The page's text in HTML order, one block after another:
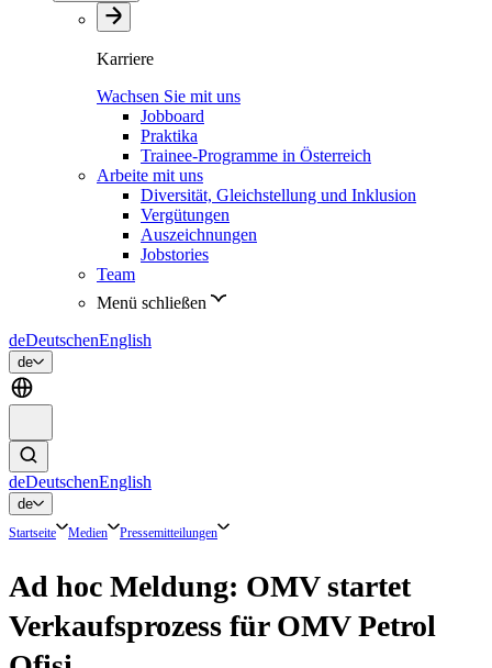
Karriere
Wachsen Sie mit uns
Jobboard
Praktika
Trainee-Programme in Österreich
Arbeite mit uns
Diversität, Gleichstellung und Inklusion
Vergütungen
Auszeichnungen
Jobstories
Team
Menü schließen
deDeutschenEnglish
de
deDeutschenEnglish
de
Startseite Medien Pressemitteilungen
Ad hoc Meldung: OMV startet
Verkaufsprozess für OMV Petrol